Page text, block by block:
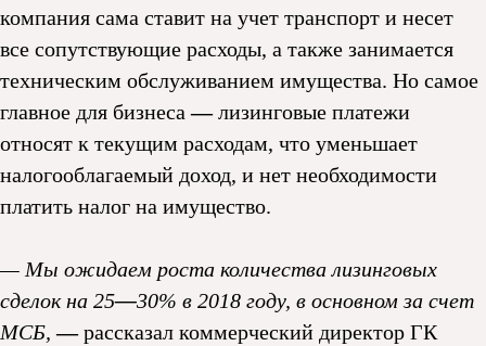
компания сама ставит на учет транспорт и несет
все сопутствующие расходы, а также занимается
техническим обслуживанием имущества. Но самое
главное для бизнеса—лизинговые платежи
относят к текущим расходам, что уменьшает
налогооблагаемый доход, и нет необходимости
платить налог на имущество.
— Мы ожидаем роста количества лизинговых
сделок на 25—30% в 2018 году, в основном за счет
МСБ, —рассказал коммерческий директор ГК